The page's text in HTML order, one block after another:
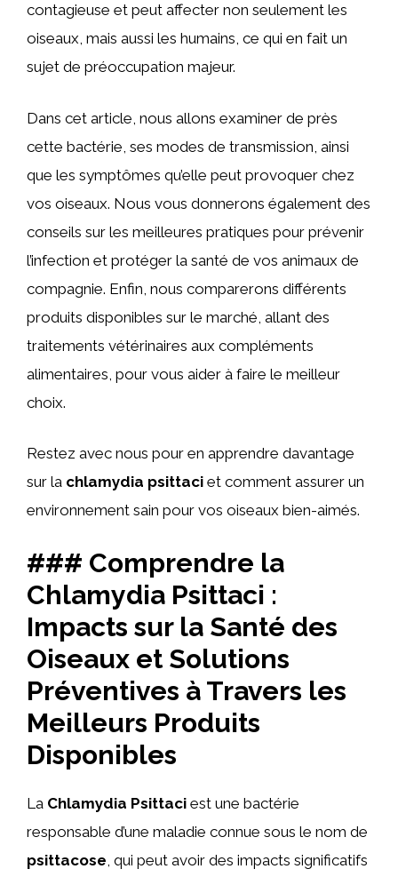
contagieuse et peut affecter non seulement les
oiseaux, mais aussi les humains, ce qui en fait un
sujet de préoccupation majeur.
Dans cet article, nous allons examiner de près
cette bactérie, ses modes de transmission, ainsi
que les symptômes qu’elle peut provoquer chez
vos oiseaux. Nous vous donnerons également des
conseils sur les meilleures pratiques pour prévenir
l’infection et protéger la santé de vos animaux de
compagnie. Enfin, nous comparerons différents
produits disponibles sur le marché, allant des
traitements vétérinaires aux compléments
alimentaires, pour vous aider à faire le meilleur
choix.
Restez avec nous pour en apprendre davantage
sur la chlamydia psittaci et comment assurer un
environnement sain pour vos oiseaux bien-aimés.
### Comprendre la
Chlamydia Psittaci :
Impacts sur la Santé des
Oiseaux et Solutions
Préventives à Travers les
Meilleurs Produits
Disponibles
La Chlamydia Psittaci est une bactérie
responsable d’une maladie connue sous le nom de
psittacose , qui peut avoir des impacts significatifs